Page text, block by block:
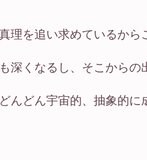
理を追い求めているから
深くなるし、そこからの
んどん宇宙的、抽象的に